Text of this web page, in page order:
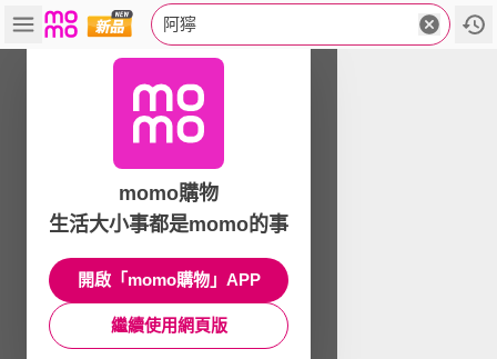
阿獰
momo購物
生活大小事都是momo的事
開啟「momo購物」APP
繼續使用網頁版